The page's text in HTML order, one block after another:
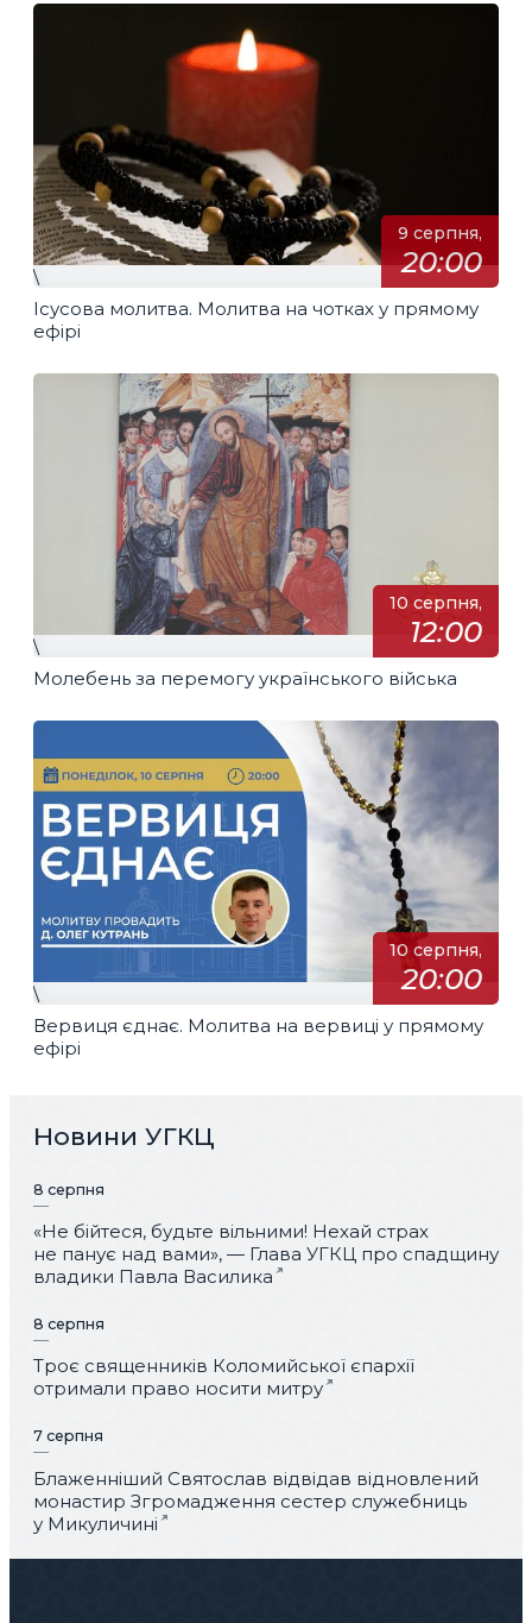
9 серпня,
20:00
\
Ісусова молитва. Молитва на чотках у прямому
ефірі
10 серпня,
12:00
\
Молебень за перемогу українського війська
10 серпня,
20:00
\
Вервиця єднає. Молитва на вервиці у прямому
ефірі
Новини УГКЦ
8 серпня
«Не бійтеся, будьте вільними! Нехай страх
не панує над вами», — Глава УГКЦ про спадщину
владики Павла Василика
8 серпня
Троє священників Коломийської єпархії
отримали право носити митру
7 серпня
Блаженніший Святослав відвідав відновлений
монастир Згромадження сестер служебниць
у Микуличині